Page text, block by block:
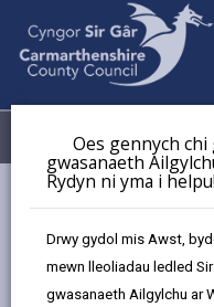
Oes gennych
gwasanaeth
Rydyn ni yma i helpu!
Drwy gydol mis Awst,
mewn lleoliadau ledled
gwasanaeth Ailgylchu ar
Dewislen
Strategaeth Hybu’r Iaith
Amcanion, Is-